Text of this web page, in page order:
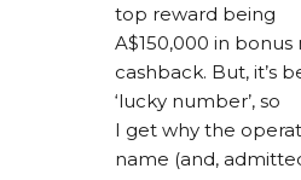
top reward being
A$150,000 in
cashback. But, it’s
‘lucky number’, so
I get why the
name (and,